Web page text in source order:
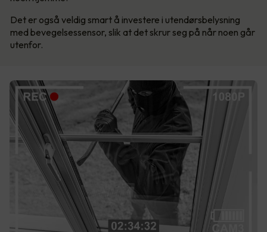
Det er også veldig smart å investere i utendørsbelysning
med bevegelsessensor, slik at det skrur seg på når noen går
utenfor.